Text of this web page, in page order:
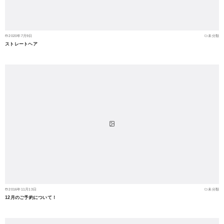
2020年7月9日 未分類
ストレートヘア
2016年11月13日 未分類
12月のご予約について！